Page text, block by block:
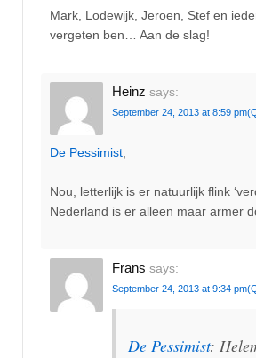
Mark, Lodewijk, Jeroen, Stef en
vergeten ben… Aan de slag!
Heinz says:
September 24, 2013 at 8:59 pm
De Pessimist
Nou, letterlijk is er natuurlijk flink
Nederland is er alleen maar armer
Frans says:
September 24, 2013 at 9:34 pm
De Pessimist: